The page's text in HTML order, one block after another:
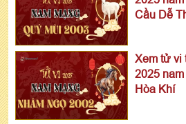
Cầu Dễ
Xem tử vi
2025
Hòa Khí